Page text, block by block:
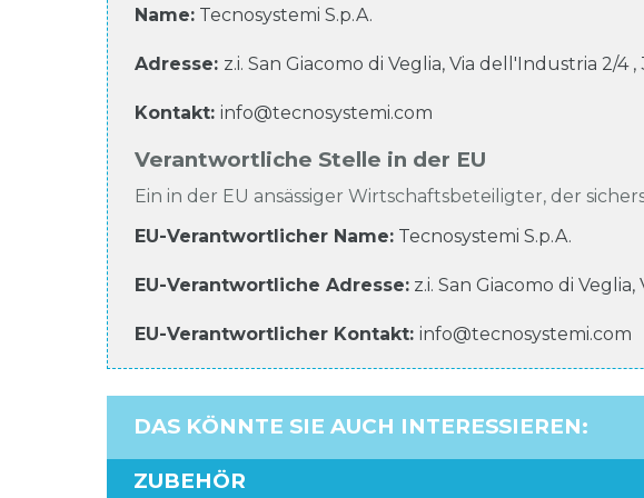
Name: Tecnosystemi S.p.A.
Adresse: z.i. San Giacomo di Veglia, Via dell'Industria 2/4,
Kontakt: info@tecnosystemi.com
Verantwortliche Stelle in der EU
Ein in der EU ansässiger Wirtschaftsbeteiligter, der
EU-Verantwortlicher Name: Tecnosystemi S.p.A.
EU-Verantwortliche Adresse: z.i. San Giacomo di
EU-Verantwortlicher Kontakt: info@tecnosystemi.com
DAS KÖNNTE SIE AUCH INTERESSIEREN:
ZUBEHÖR